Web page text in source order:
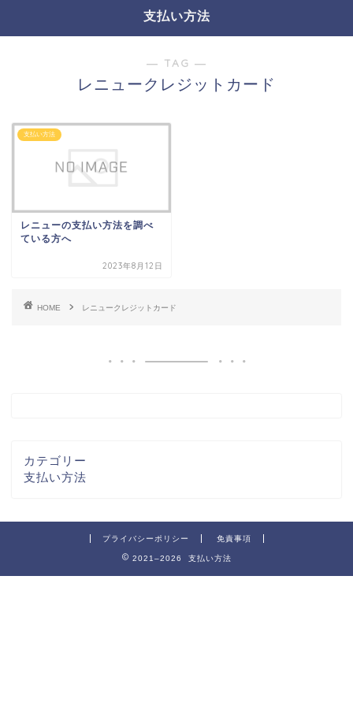
支払い方法
― TAG ―
レニュークレジットカード
支払い方法
レニューの支払い方法を調べ
ている方へ
2023年8月12日
HOME レニュークレジットカード
カテゴリー
支払い方法
プライバシーポリシー 免責事項
2021–2026 支払い方法